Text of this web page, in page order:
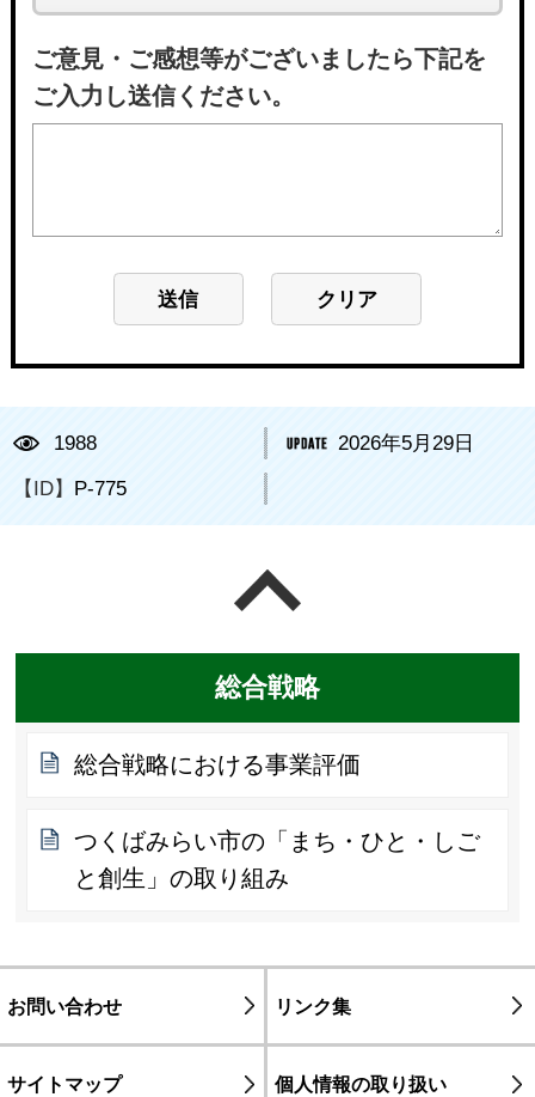
ご意見・ご感想等がございましたら下記を
ご入力し送信ください。
1988 2026年5月29日
【ID】 P-775
総合戦略
総合戦略における事業評価
つくばみらい市の「まち・ひと・しご
と創生」の取り組み
お問い合わせ リンク集
サイトマップ 個人情報の取り扱い